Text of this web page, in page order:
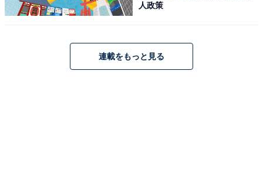
人政策
連載をもっと見る